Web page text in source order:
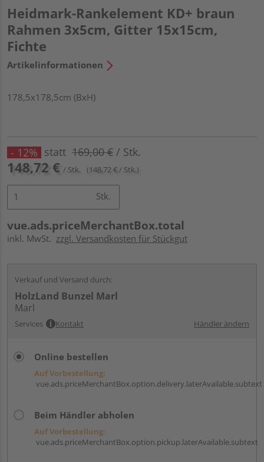
Heidmark-Rankelement KD+ braun
Rahmen 3x5cm, Gitter 15x15cm,
Fichte
Artikelinformationen
178,5x178,5cm (BxH)
- 12% statt 169,00 € / Stk.
148,72 € / Stk. (148,72 € / Stk.)
Stk.
vue.ads.priceMerchantBox.total
inkl. MwSt. zzgl. Versandkosten für Stückgut
Verkauf und Versand durch:
HolzLand Bunzel Marl
Marl
Services Kontakt Händler ändern
Online bestellen
Auf Vorbestellung:
vue.ads.priceMerchantBox.option.delivery.laterAvailable.subtext
Beim Händler abholen
Auf Vorbestellung:
vue.ads.priceMerchantBox.option.pickup.laterAvailable.subtext